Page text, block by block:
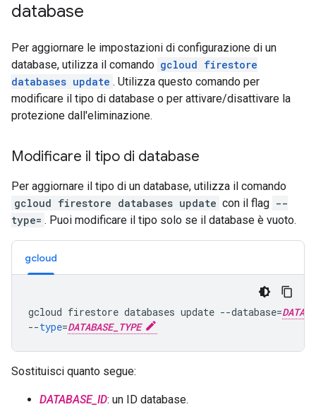
database
Per aggiornare le impostazioni di configurazione di un
database, utilizza il comando gcloud firestore
databases update . Utilizza questo comando per
modificare il tipo di database o per attivare/disattivare la
protezione dall'eliminazione.
Modificare il tipo di database
Per aggiornare il tipo di un database, utilizza il comando
gcloud firestore databases update con il flag --
type= . Puoi modificare il tipo solo se il database è vuoto.
gcloud
gcloud firestore databases update --database=
--type=DATABASE_TYPE
Sostituisci quanto segue:
DATABASE_ID: un ID database.